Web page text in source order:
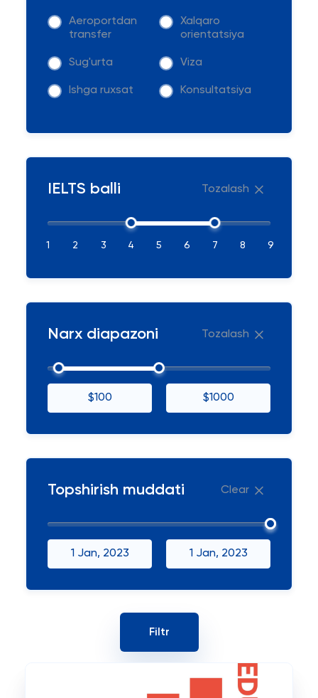
Aeroportdan
transfer
Xalqaro
orientatsiya
Sug'urta Viza
Ishga ruxsat Konsultatsiya
IELTS balli Tozalash
1 2 3 4 5 6 7 8 9
Narx diapazoni Tozalash
$100 $1000
Topshirish muddati Clear
1 Jan, 2023 1 Jan, 2023